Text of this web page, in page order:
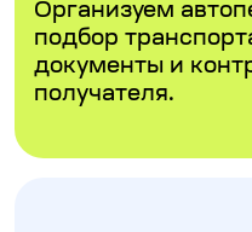
Организуем
подбор
документы и
получателя.